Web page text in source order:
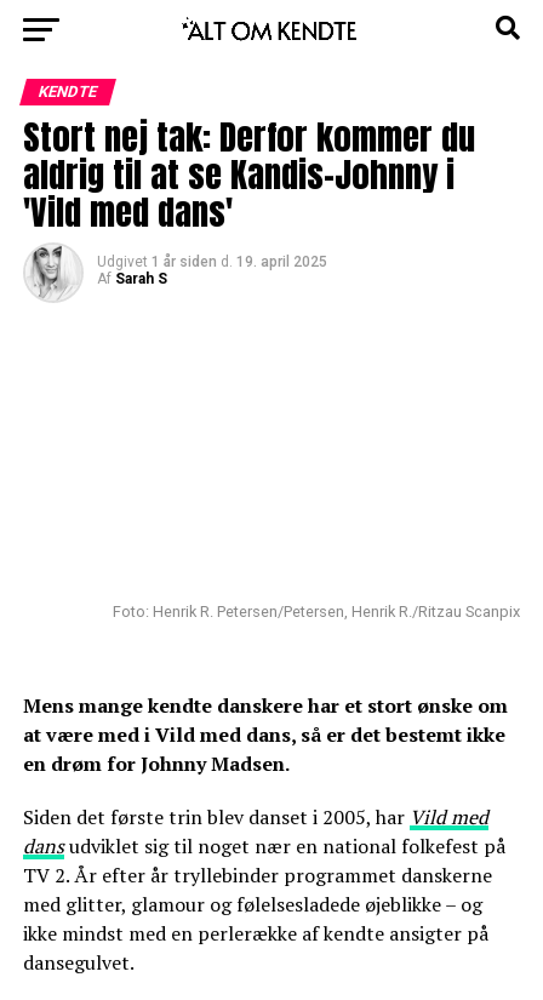
KENDTE
Stort nej tak: Derfor kommer du
aldrig til at se Kandis-Johnny i
'Vild med dans'
Udgivet 1 år siden d. 19. april 2025
Af Sarah S
Foto: Henrik R. Petersen/Petersen, Henrik R./Ritzau Scanpix
Mens mange kendte danskere har et stort ønske om
at være med i Vild med dans, så er det bestemt ikke
en drøm for Johnny Madsen.
Siden det første trin blev danset i 2005, har Vild med
dansudviklet sig til noget nær en national folkefest på
TV 2. År efter år tryllebinder programmet danskerne
med glitter, glamour og følelsesladede øjeblikke – og
ikke mindst med en perlerække af kendte ansigter på
dansegulvet.